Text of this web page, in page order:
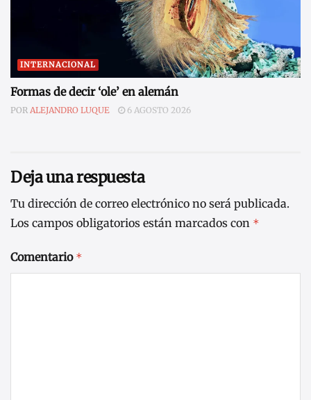
INTERNACIONAL
Formas de decir ‘ole’ en alemán
POR ALEJANDRO LUQUE 6 AGOSTO 2026
Deja una respuesta
Tu dirección de correo electrónico no será publicada.
Los campos obligatorios están marcados con *
Comentario *